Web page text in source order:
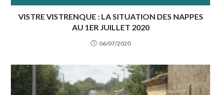
VISTRE VISTRENQUE : LA SITUATION DES NAPPES
AU 1ER JUILLET 2020
06/07/2020